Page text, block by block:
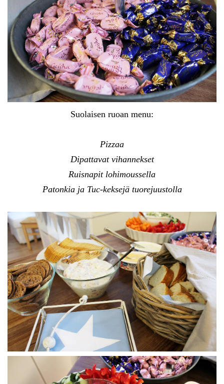
Suolaisen ruoan menu:
Pizzaa
Dipattavat vihannekset
Ruisnapit lohimoussella
Patonkia ja Tuc-keksejä tuorejuustolla